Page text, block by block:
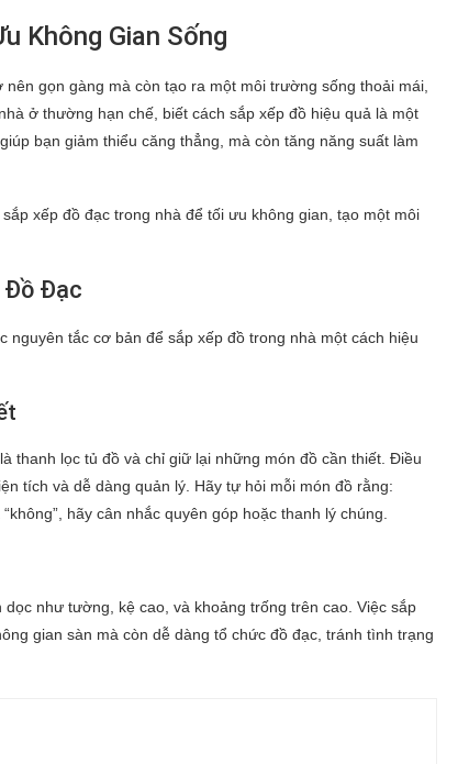
Không Gian Sống
gọn gàng mà còn tạo ra một môi trường sống thoải mái,
ở thường hạn chế, biết cách sắp xếp đồ hiệu quả là một
bạn giảm thiểu căng thẳng, mà còn tăng năng suất làm
xếp đồ đạc trong nhà để tối ưu không gian, tạo một môi
Đồ Đạc
tắc cơ bản để sắp xếp đồ trong nhà một cách hiệu
thanh lọc tủ đồ và chỉ giữ lại những món đồ cần thiết. Điều
tích và dễ dàng quản lý. Hãy tự hỏi mỗi món đồ rằng:
hãy cân nhắc quyên góp hoặc thanh lý chúng.
như tường, kệ cao, và khoảng trống trên cao. Việc sắp
gian sàn mà còn dễ dàng tổ chức đồ đạc, tránh tình trạng